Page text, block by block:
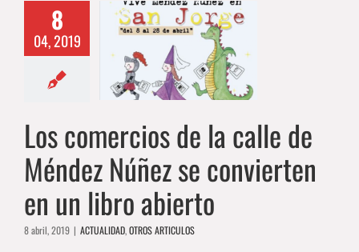
8
04, 2019
de la
Méndez
convierten
abierto
Los comercios de la calle de
Méndez Núñez se convierten
en un libro abierto
8 abril, 2019 | ACTUALIDAD,OTROS ARTICULOS